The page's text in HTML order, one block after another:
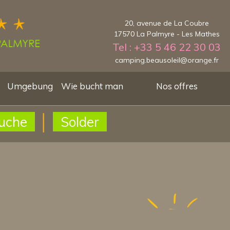
Solder
20, avenue de La Coubre
17570 La Palmyre - Les Mathes
Tel : +33 5 46 22 30 03
camping.beausoleil@orange.fr
Umgebung Wie bucht man Nos offres